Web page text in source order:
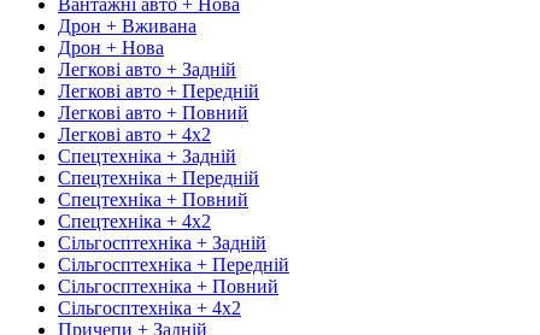
Дрон + Вживана
Дрон + Нова
Легкові авто + Задній
Легкові авто + Передній
Легкові авто + Повний
Легкові авто + 4х2
Спецтехніка + Задній
Спецтехніка + Передній
Спецтехніка + Повний
Спецтехніка + 4х2
Сільгосптехніка + Задній
Сільгосптехніка + Передній
Сільгосптехніка + Повний
Сільгосптехніка + 4х2
Причепи + Задній